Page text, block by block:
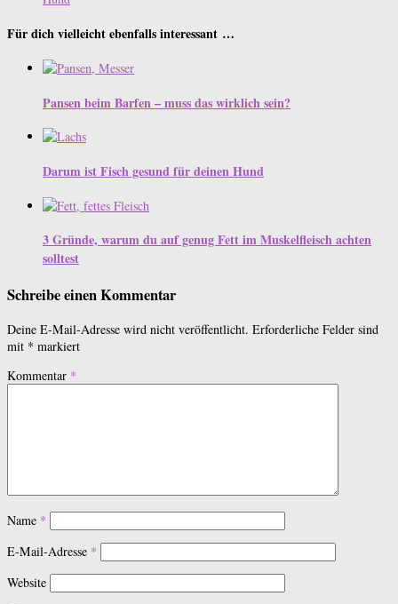
Für dich vielleicht ebenfalls interessant …
Pansen beim Barfen – muss das wirklich sein?
Darum ist Fisch gesund für deinen Hund
3 Gründe, warum du auf genug Fett im Muskelfleisch achten
solltest
Schreibe einen Kommentar
Deine E-Mail-Adresse wird nicht veröffentlicht. Erforderliche Felder sind
mit * markiert
Kommentar *
Name *
E-Mail-Adresse *
Website